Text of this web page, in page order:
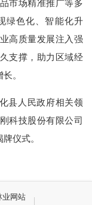
市场精准推广等多
绿色化、智能化升
高质量发展注入强
支撑，助力区域经
。
县人民政府相关领
科技股份有限公司
仪式。
业网站